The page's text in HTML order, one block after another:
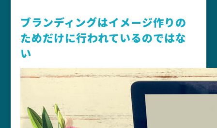
ブランディングはイメージ作りの
ためだけに行われているのではな
い